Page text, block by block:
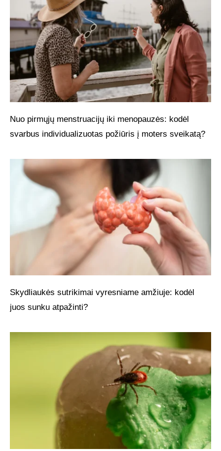
Nuo pirmųjų menstruacijų iki menopauzės: kodėl
svarbus individualizuotas požiūris į moters sveikatą?
Skydliaukės sutrikimai vyresniame amžiuje: kodėl
juos sunku atpažinti?